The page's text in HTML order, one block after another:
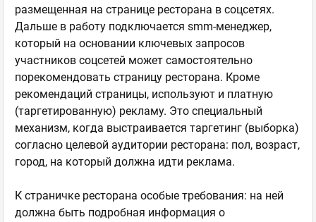
размещенная на странице ресторана в соцсетях.
Дальше в работу подключается smm-менеджер,
который на основании ключевых запросов
участников соцсетей может самостоятельно
порекомендовать страницу ресторана. Кроме
рекомендаций страницы, используют и платную
(таргетированную) рекламу. Это специальный
механизм, когда выстраивается таргетинг (выборка)
согласно целевой аудитории ресторана: пол, возраст,
город, на который должна идти реклама.
К страничке ресторана особые требования: на ней
должна быть подробная информация о